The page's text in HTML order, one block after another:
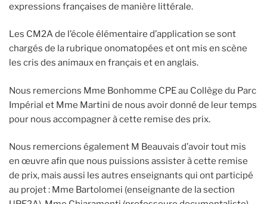
expressions françaises de manière littérale.
Les CM2A de l’école élémentaire d’application se sont
chargés de la rubrique onomatopées et ont mis en scène
les cris des animaux en français et en anglais.
Nous remercions Mme Bonhomme CPE au Collège du Parc
Impérial et Mme Martini de nous avoir donné de leur temps
pour nous accompagner à cette remise des prix.
Nous remercions également M Beauvais d’avoir tout mis
en œuvre afin que nous puissions assister à cette remise
de prix, mais aussi les autres enseignants qui ont participé
au projet : Mme Bartolomei (enseignante de la section